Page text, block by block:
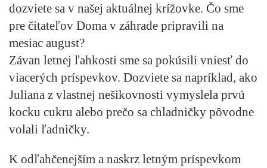
dozviete sa v našej aktuálnej krížovke. Čo sme
pre čitateľov Doma v záhrade pripravili na
mesiac august?
Závan letnej ľahkosti sme sa pokúsili vniesť do
viacerých príspevkov. Dozviete sa napríklad, ako
Juliana z vlastnej nešikovnosti vymyslela prvú
kocku cukru alebo prečo sa chladničky pôvodne
volali ľadničky.
K odľahčenejším a naskrz letným príspevkom